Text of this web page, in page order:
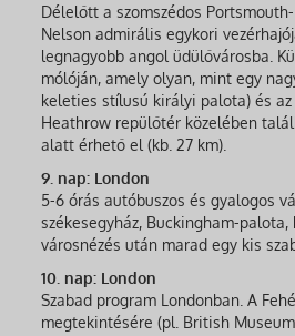
Délelőtt a szomszédos
Nelson admirális egykori
legnagyobb angol üdülővárosba.
mólóján, amely olyan, mint egy
keleties stílusú királyi palota) és
Heathrow repülőtér közelében
alatt érhető el (kb. 27 km).
9. nap: London
5-6 órás autóbuszos és gyalogos
székesegyház, Buckingham-
városnézés után marad egy kis
10. nap: London
Szabad program Londonban. A
megtekintésére (pl. British